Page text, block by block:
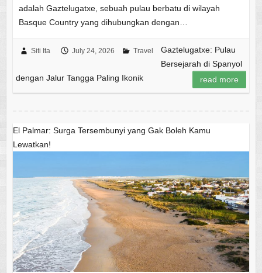
adalah Gaztelugatxe, sebuah pulau berbatu di wilayah
Basque Country yang dihubungkan dengan…
Siti Ita July 24, 2026 Travel
Gaztelugatxe: Pulau
Bersejarah di Spanyol
dengan Jalur Tangga Paling Ikonik
read more
El Palmar: Surga Tersembunyi yang Gak Boleh Kamu
Lewatkan!